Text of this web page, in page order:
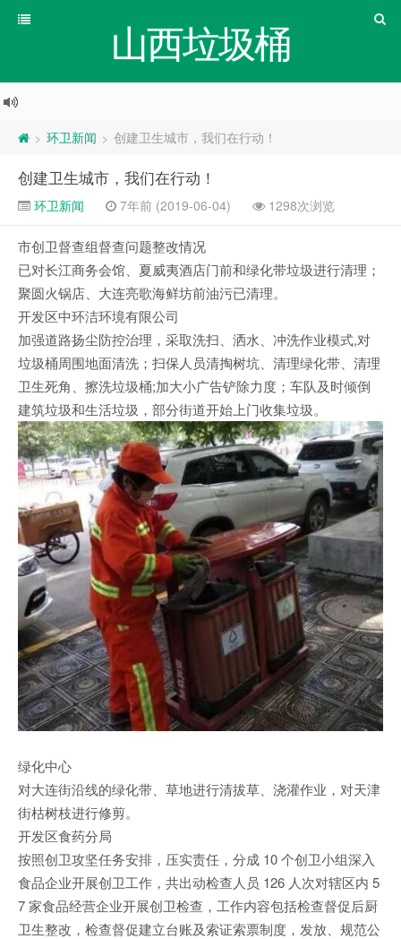
山西垃圾桶
> 环卫新闻 > 创建卫生城市，我们在行动！
创建卫生城市，我们在行动！
环卫新闻 7年前 (2019-06-04) 1298次浏览
市创卫督查组督查问题整改情况
已对长江商务会馆、夏威夷酒店门前和绿化带垃圾进行清理；
聚圆火锅店、大连亮歌海鲜坊前油污已清理。
开发区中环洁环境有限公司
加强道路扬尘防控治理，采取洗扫、洒水、冲洗作业模式,对
垃圾桶周围地面清洗；扫保人员清掏树坑、清理绿化带、清理
卫生死角、擦洗垃圾桶;加大小广告铲除力度；车队及时倾倒
建筑垃圾和生活垃圾，部分街道开始上门收集垃圾。
绿化中心
对大连街沿线的绿化带、草地进行清拔草、浇灌作业，对天津
街枯树枝进行修剪。
开发区食药分局
按照创卫攻坚任务安排，压实责任，分成 10 个创卫小组深入
食品企业开展创卫工作，共出动检查人员 126 人次对辖区内 5
7 家食品经营企业开展创卫检查，工作内容包括检查督促后厨
卫生整改，检查督促建立台账及索证索票制度，发放、规范公